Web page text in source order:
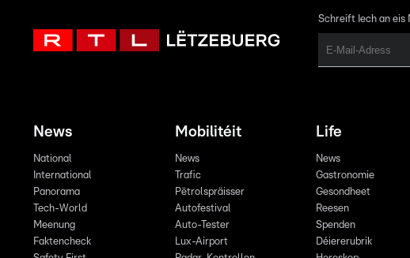
Schreift Iech an eis
News
National
International
Panorama
Tech-World
Meenung
Faktencheck
Mobilitéit
News
Trafic
Pëtrolspräisser
Autofestival
Auto-Tester
Lux-Airport
Life
News
Gastronomie
Gesondheet
Reesen
Spenden
Déiererubrik